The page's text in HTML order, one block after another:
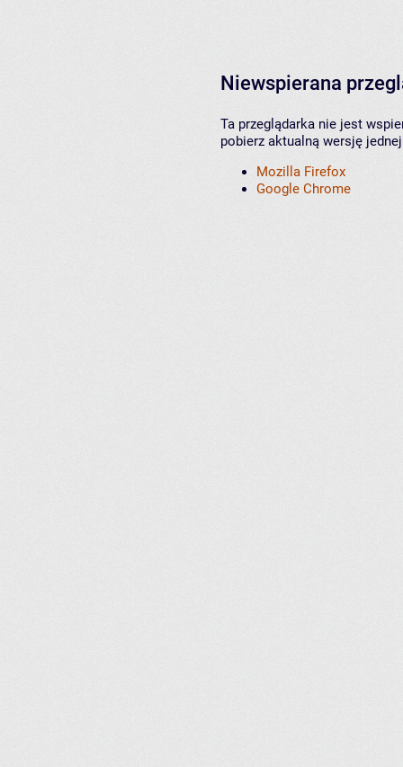
Niewspierana
Ta przeglądarka nie jest
pobierz aktualną wersję
Mozilla Firefox
Google Chrome